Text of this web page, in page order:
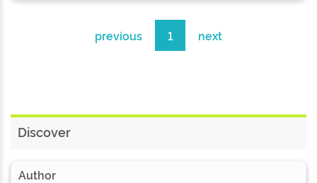
previous 1 next
Discover
Author